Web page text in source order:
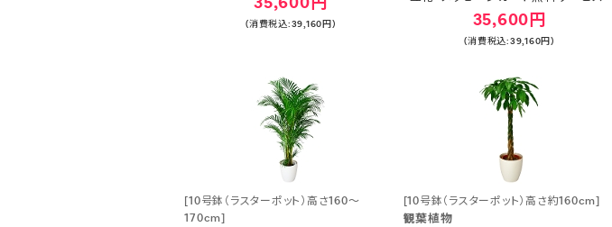
(消費税込:39,160円) 35,600円
(消費税込:39,160円)
[10号鉢（ラスターポット）高さ160～
170cm]
[10号鉢（ラスターポット）高さ約160cm]
観葉植物